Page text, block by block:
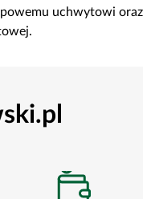
uchwytowi